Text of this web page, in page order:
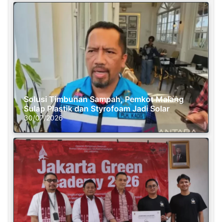
Solusi Timbunan Sampah, Pemkot Malang
Sulap Plastik dan Styrofoam Jadi Solar
30/07/2026